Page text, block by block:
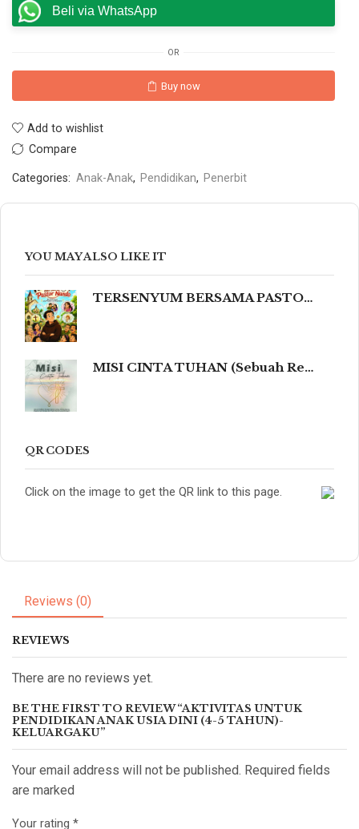
Beli via WhatsApp
OR
Buy now
Add to wishlist
Compare
Categories: Anak-Anak, Pendidikan, Penerbit
YOU MAY ALSO LIKE IT
TERSENYUM BERSAMA PASTOR NANDO 80 Humor Ringan tentang Iman, Kehidupan, dan Kemanusiaan
MISI CINTA TUHAN (Sebuah Refleksi Teologis dalam Cahaya Kidung Agung, Magisterium Gereja, dan Tradisi Katolik yang Mengalir dalam Keindahan Budaya serta Spiritualitas Mendalam yang Menyentuh dan Meneguhkan Hati Beriman.)
QR CODES
Click on the image to get the QR link to this page.
Reviews (0)
REVIEWS
There are no reviews yet.
BE THE FIRST TO REVIEW “AKTIVITAS UNTUK
PENDIDIKAN ANAK USIA DINI (4-5 TAHUN)-
KELUARGAKU”
Your email address will not be published. Required fields
are marked
Your rating *